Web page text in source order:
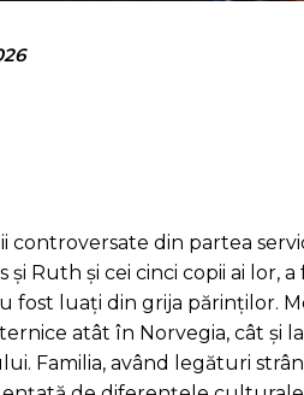
controversate din partea
Ruth și cei cinci copii ai lor, a
fost luați din grija părinților.
atât în Norvegia, cât și la
Familia, având legături